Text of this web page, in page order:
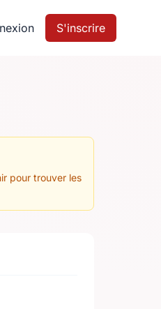
S'inscrire
pour trouver les